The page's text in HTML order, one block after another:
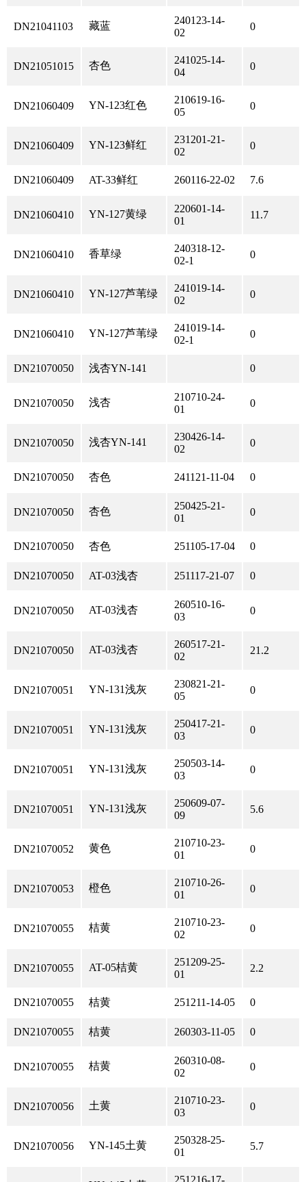
DN21041103 藏蓝
240123-14-
02
0
DN21051015 杏色
241025-14-
04
0
DN21060409 YN-123红色
210619-16-
05
0
DN21060409 YN-123鲜红
231201-21-
02
0
DN21060409 AT-33鲜红 260116-22-02 7.6
DN21060410 YN-127黄绿
220601-14-
01
11.7
DN21060410 香草绿
240318-12-
02-1
0
DN21060410 YN-127芦苇绿
241019-14-
02
0
DN21060410 YN-127芦苇绿
241019-14-
02-1
0
DN21070050 浅杏YN-141 0
DN21070050 浅杏
210710-24-
01
0
DN21070050 浅杏YN-141
230426-14-
02
0
DN21070050 杏色 241121-11-04 0
DN21070050 杏色
250425-21-
01
0
DN21070050 杏色 251105-17-04 0
DN21070050 AT-03浅杏 251117-21-07 0
DN21070050 AT-03浅杏
260510-16-
03
0
DN21070050 AT-03浅杏
260517-21-
02
21.2
DN21070051 YN-131浅灰
230821-21-
05
0
DN21070051 YN-131浅灰
250417-21-
03
0
DN21070051 YN-131浅灰
250503-14-
03
0
DN21070051 YN-131浅灰
250609-07-
09
5.6
DN21070052 黄色
210710-23-
01
0
DN21070053 橙色
210710-26-
01
0
DN21070055 桔黄
210710-23-
02
0
DN21070055 AT-05桔黄
251209-25-
01
2.2
DN21070055 桔黄 251211-14-05 0
DN21070055 桔黄 260303-11-05 0
DN21070055 桔黄
260310-08-
02
0
DN21070056 土黄
210710-23-
03
0
DN21070056 YN-145土黄
250328-25-
01
5.7